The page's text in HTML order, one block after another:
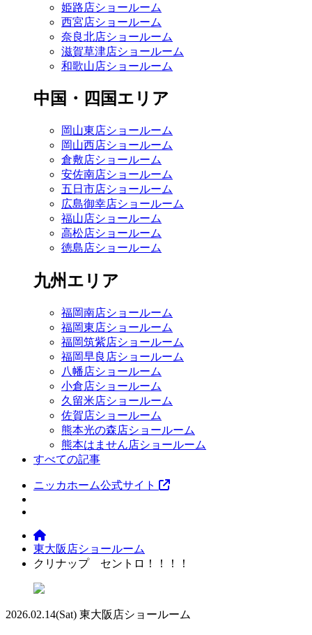
姫路店ショールーム
西宮店ショールーム
奈良北店ショールーム
滋賀草津店ショールーム
和歌山店ショールーム
中国・四国エリア
岡山東店ショールーム
岡山西店ショールーム
倉敷店ショールーム
安佐南店ショールーム
五日市店ショールーム
広島御幸店ショールーム
福山店ショールーム
高松店ショールーム
徳島店ショールーム
九州エリア
福岡南店ショールーム
福岡東店ショールーム
福岡筑紫店ショールーム
福岡早良店ショールーム
八幡店ショールーム
小倉店ショールーム
久留米店ショールーム
佐賀店ショールーム
熊本光の森店ショールーム
熊本はません店ショールーム
すべての記事
ニッカホーム公式サイト
東大阪店ショールーム
クリナップ セントロ！！！！
2026.02.14(Sat) 東大阪店ショールーム